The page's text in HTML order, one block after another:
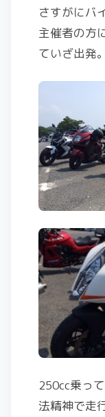
さすがにバ
主催者の方
ていざ出発。
250cc乗っ
法精神で走行